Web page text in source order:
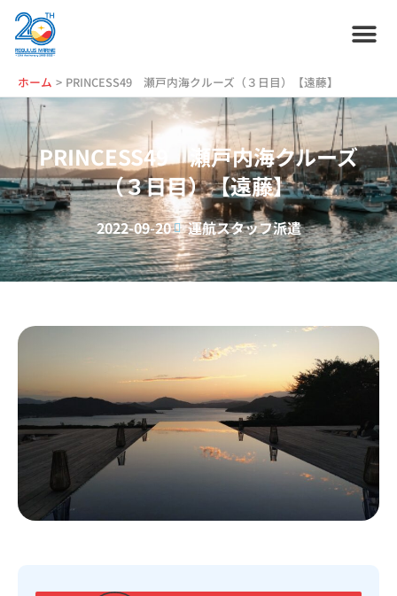
プ
ホーム PRINCESS49 瀬戸内海クルーズ（３日目）【遠藤】
PRINCESS49 瀬戸内海クルーズ
（３日目）【遠藤】
2022-09-20 運航スタッフ派遣